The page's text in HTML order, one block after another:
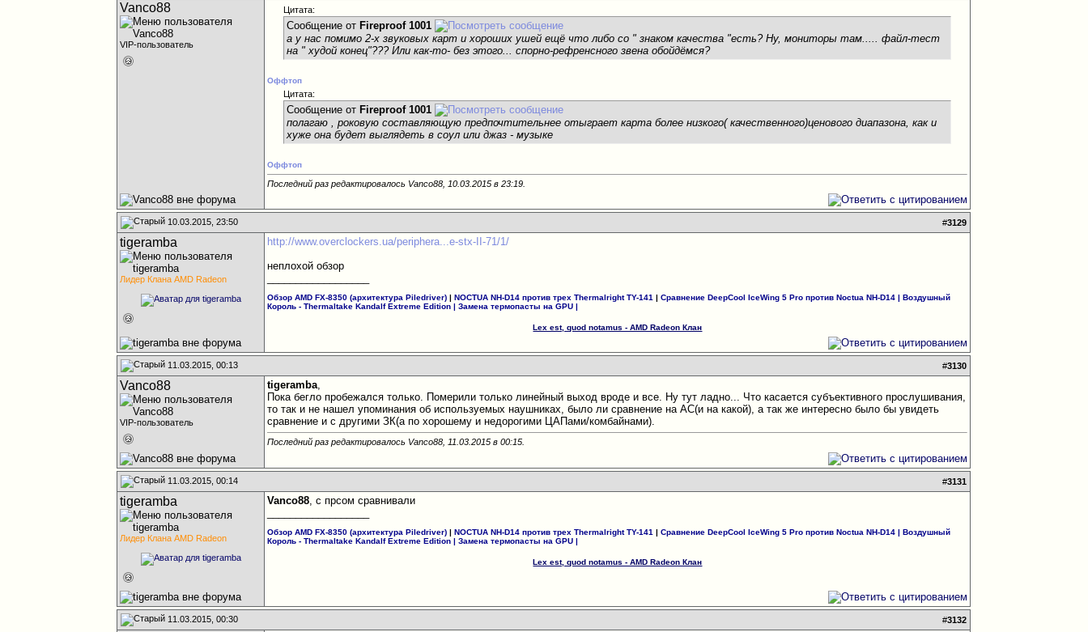
Vanco88
VIP-пользователь
Цитата:
Сообщение от Fireproof 1001
а у нас помимо 2-х звуковых карт и хороших ушей ещё что либо со " знаком качества "есть? Ну, мониторы там..... файл-тест
на " худой конец"??? Или как-то- без этого... спорно-рефренсного звена обойдёмся?
Оффтоп
Цитата:
Сообщение от Fireproof 1001
полагаю , роковую составляющую предпочтительнее отыграет карта более низкого( качественного)ценового диапазона, как и
хуже она будет выглядеть в соул или джаз - музыке
Оффтоп
Последний раз редактировалось Vanco88, 10.03.2015 в23:19
10.03.2015, 23:50 #3129
tigeramba
Лидер Клана AMD Radeon
http://www.overclockers.ua/periphera...e-stx-II-71/1/
неплохой обзор
Обзор AMD FX-8350 (архитектура Piledriver) |NOCTUA NH-D14 против трех Thermalright TY-141 |Сравнение DeepCool IceWing 5 Pro против Noctua NH-D14 |Воздушный
Король - Thermaltake Kandalf Extreme Edition| Замена термопасты на GPU |
Lex est, quod notamus - AMD Radeon Клан
11.03.2015, 00:13 #3130
Vanco88
VIP-пользователь
tigeramba,
Пока бегло пробежался только. Померили только линейный выход вроде и все. Ну тут ладно... Что касается субъективного прослушивания,
то так и не нашел упоминания об используемых наушниках, было ли сравнение на АС(и на какой), а так же интересно было бы увидеть
сравнение и с другими ЗК(а по хорошему и недорогими ЦАПами/комбайнами).
Последний раз редактировалось Vanco88, 11.03.2015 в00:15
11.03.2015, 00:14 #3131
tigeramba
Лидер Клана AMD Radeon
Vanco88, с прсом сравнивали
Обзор AMD FX-8350 (архитектура Piledriver) |NOCTUA NH-D14 против трех Thermalright TY-141 |Сравнение DeepCool IceWing 5 Pro против Noctua NH-D14 |Воздушный
Король - Thermaltake Kandalf Extreme Edition| Замена термопасты на GPU |
Lex est, quod notamus - AMD Radeon Клан
11.03.2015, 00:30 #3132